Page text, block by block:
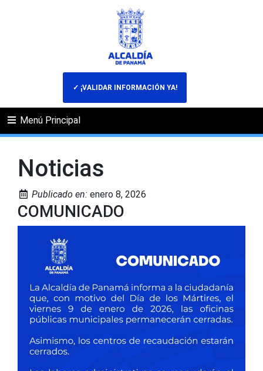
✓ ¡VALIDAR INFORMACIÓN YA!
Menú Principal
Noticias
Publicado en: enero 8, 2026
COMUNICADO